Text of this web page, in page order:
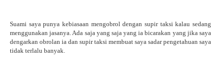
Suami saya punya kebiasaan mengobrol dengan supir taksi kalau sedang
menggunakan jasanya. Ada saja yang saja yang ia bicarakan yang jika saya
dengarkan obrolan ia dan supir taksi membuat saya sadar pengetahuan saya
tidak terlalu banyak.